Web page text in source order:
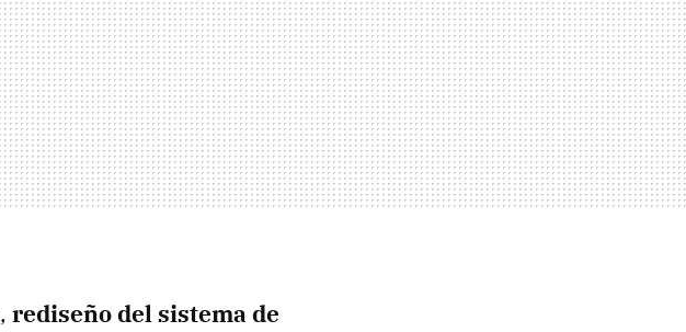
, rediseño del sistema de